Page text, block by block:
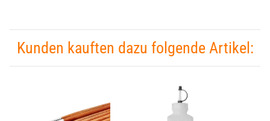
Kunden kauften dazu folgende Artikel: